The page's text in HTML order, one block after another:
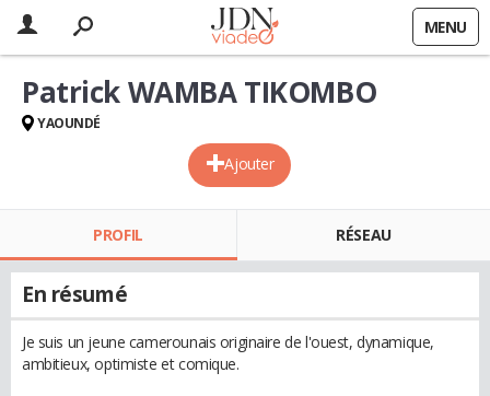
MENU
Ajouter
Patrick WAMBA TIKOMBO
YAOUNDÉ
PROFIL RÉSEAU
En résumé
Je suis un jeune camerounais originaire de l'ouest, dynamique,
ambitieux, optimiste et comique.